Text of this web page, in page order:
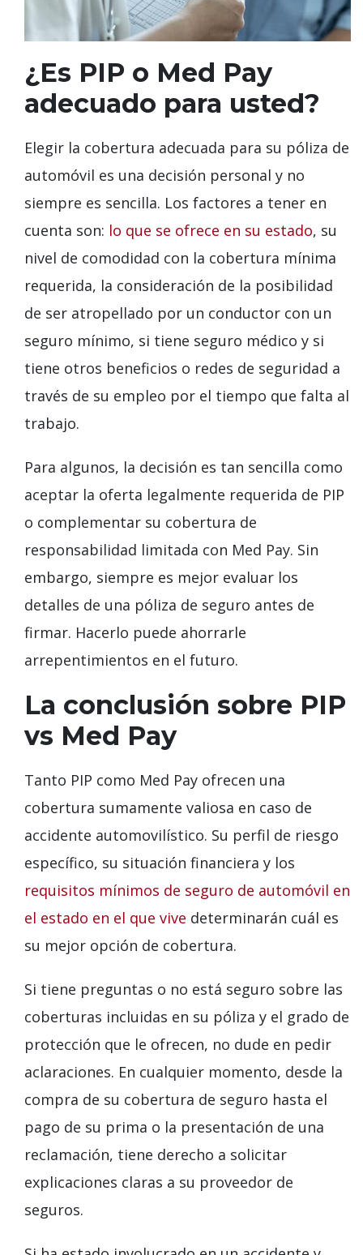
¿Es PIP o Med Pay
adecuado para usted?
Elegir la cobertura adecuada para su póliza de
automóvil es una decisión personal y no
siempre es sencilla. Los factores a tener en
cuenta son: lo que se ofrece en su estado, su
nivel de comodidad con la cobertura mínima
requerida, la consideración de la posibilidad
de ser atropellado por un conductor con un
seguro mínimo, si tiene seguro médico y si
tiene otros beneficios o redes de seguridad a
través de su empleo por el tiempo que falta al
trabajo.
Para algunos, la decisión es tan sencilla como
aceptar la oferta legalmente requerida de PIP
o complementar su cobertura de
responsabilidad limitada con Med Pay. Sin
embargo, siempre es mejor evaluar los
detalles de una póliza de seguro antes de
firmar. Hacerlo puede ahorrarle
arrepentimientos en el futuro.
La conclusión sobre PIP
vs Med Pay
Tanto PIP como Med Pay ofrecen una
cobertura sumamente valiosa en caso de
accidente automovilístico. Su perfil de riesgo
específico, su situación financiera y los
requisitos mínimos de seguro de automóvil en
el estado en el que vive determinarán cuál es
su mejor opción de cobertura.
Si tiene preguntas o no está seguro sobre las
coberturas incluidas en su póliza y el grado de
protección que le ofrecen, no dude en pedir
aclaraciones. En cualquier momento, desde la
compra de su cobertura de seguro hasta el
pago de su prima o la presentación de una
reclamación, tiene derecho a solicitar
explicaciones claras a su proveedor de
seguros.